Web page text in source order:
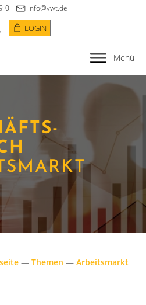
0 info@vwt.de
LOGIN
Menü
— Themen — Arbeitsmarkt